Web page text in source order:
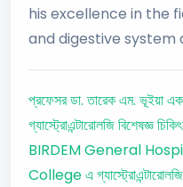
his excellence in the
and digestive system
প্রফেসর ডা. তারেক এম. ভূইয়া
গ্যাস্ট্রোএন্টারোলজি বিশেষজ্ঞ
BIRDEM General
College এ গ্যাস্ট্রোএন্টারোলজি